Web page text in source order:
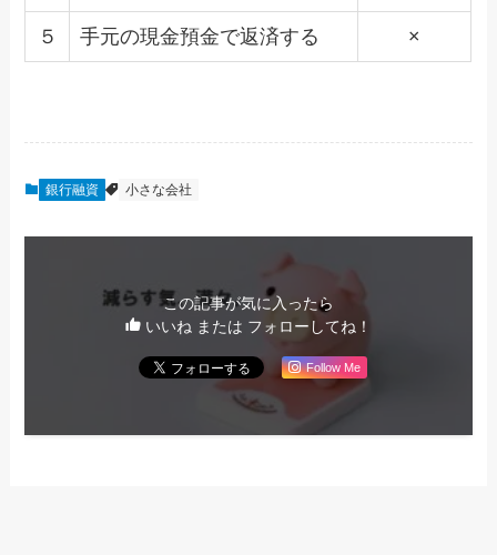
５ 手元の現金預金で返済する ×
銀行融資 小さな会社
この記事が気に入ったら
いいね または フォローしてね！
Follow Me